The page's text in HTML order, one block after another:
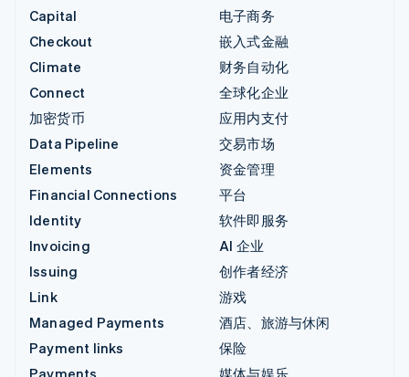
Capital
Checkout
Climate
Connect
加密货币
Data Pipeline
Elements
Financial Connections
Identity
Invoicing
Issuing
Link
Managed Payments
Payment links
Payments
电子商务
嵌入式金融
财务自动化
全球化企业
应用内支付
交易市场
资金管理
平台
软件即服务
AI 企业
创作者经济
游戏
酒店、旅游与休闲
保险
媒体与娱乐